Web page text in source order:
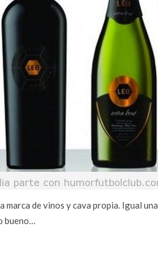
de vinos y cava propia. Igual una
bueno…